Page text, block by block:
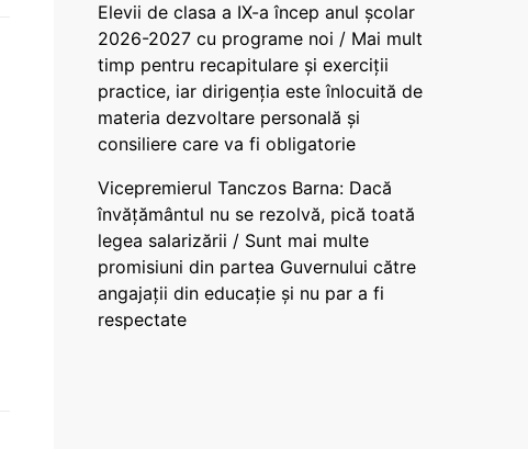
Elevii de clasa a IX-a încep anul școlar
2026-2027 cu programe noi / Mai mult
timp pentru recapitulare și exerciții
practice, iar dirigenția este înlocuită de
materia dezvoltare personală și
consiliere care va fi obligatorie
Vicepremierul Tanczos Barna: Dacă
învățământul nu se rezolvă, pică toată
legea salarizării / Sunt mai multe
promisiuni din partea Guvernului către
angajații din educație și nu par a fi
respectate